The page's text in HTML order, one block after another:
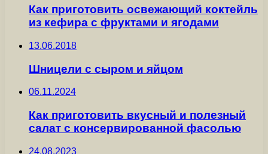
Как приготовить освежающий коктейль
из кефира с фруктами и ягодами
13.06.2018
Шницели с сыром и яйцом
06.11.2024
Как приготовить вкусный и полезный
салат с консервированной фасолью
24.08.2023